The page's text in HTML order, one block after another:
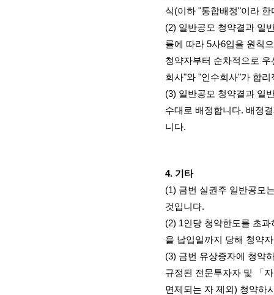
식(이하 "통합배정"이라 한
(2) 일반공모 청약결과 일
률에 따라 5사6입을 원칙
청약자부터 순차적으로 우
회사"와 "인수회사"가 합리
(3) 일반공모 청약결과 일
수대로 배정합니다. 배정
니다.
4. 기타
(1) 금번 실권주 일반공모
것입니다.
(2) 1인당 청약한도를 초
을 납입일까지 당해 청약
(3) 금번 유상증자에 청약
규정된 전문투자자 및 「
면제되는 자 제외 ) 청약하